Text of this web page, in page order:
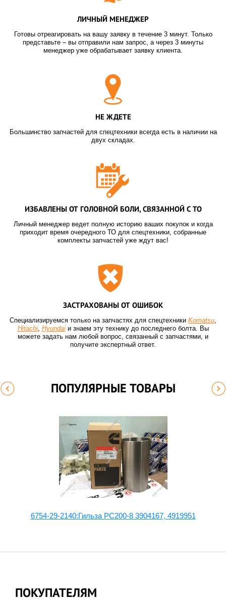
ЛИЧНЫЙ МЕНЕДЖЕР
Готовы отреагировать на вашу заявку в течение 3 минут. Только
представьте – вы отправили нам запрос, а через 3 минуты
менеджер уже обрабатывает заявку клиента.
НЕ ЖДЕТЕ
Большинство запчастей для спецтехники всегда есть в наличии на
двух складах.
ИЗБАВЛЕНЫ ОТ ГОЛОВНОЙ БОЛИ, СВЯЗАННОЙ С ТО
Личный менеджер ведет полную историю ваших покупок и когда
приходит время очередного ТО для спецтехники, собранные
комплекты запчастей уже ждут вас!
ЗАСТРАХОВАНЫ ОТ ОШИБОК
Специализируемся только на запчастях для спецтехники Komatsu,
Hitachi, Hyundaiи знаем эту технику до последнего болта. Вы
можете задать нам любой вопрос, связанный с запчастями, и
получите экспертный ответ.
ПОПУЛЯРНЫЕ ТОВАРЫ
6754-29-2140:Гильза PC200-8 3904167, 4919951
ПОКУПАТЕЛЯМ